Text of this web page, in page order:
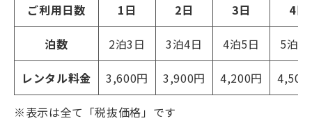
ご利用日数 1日 2日 3日 4日
泊数 2泊3日 3泊4日 4泊5日 5泊6
レンタル料金 3,600円 3,900円 4,200円 4,500
※表示は全て「税抜価格」です